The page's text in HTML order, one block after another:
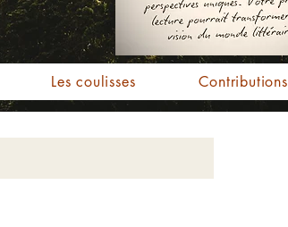
Les coulisses Contributions